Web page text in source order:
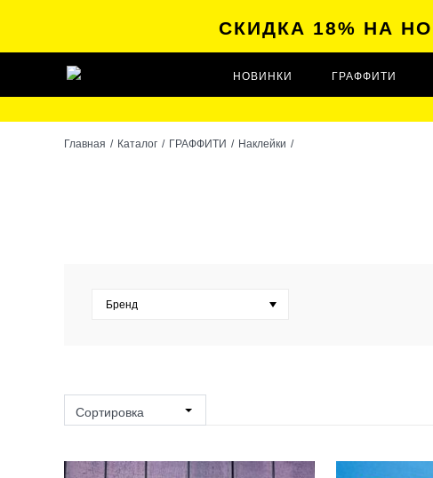
СКИДКА 18% НА
НОВИНКИ ГРАФФИТИ
Главная / Каталог / ГРАФФИТИ / Наклейки /
Бренд
MTN (1)
Сортировка